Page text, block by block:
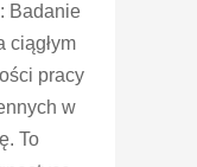
Badanie
ciągłym
pracy
w
To